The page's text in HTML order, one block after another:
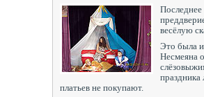
весёлую
Это была
Несмеяна
платьев не покупают.